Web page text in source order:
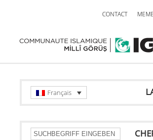
CONTACT
Français